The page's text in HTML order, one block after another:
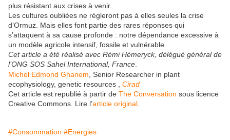
plus résistant aux crises à venir.
Les cultures oubliées ne régleront pas à elles seules la crise
d’Ormuz. Mais elles font partie des rares réponses qui
s’attaquent à sa cause profonde : notre dépendance excessive à
un modèle agricole intensif, fossile et vulnérable
Cet article a été réalisé avec Rémi Hémeryck, délégué général de
l’ONG SOS Sahel International, France
Michel Edmond Ghanem , Senior Researcher in plant
ecophysiology, genetic resources , Cirad
Cet article est republié à partir de The Conversation sous licence
Creative Commons. Lire l’article original
#Consommation #Energies